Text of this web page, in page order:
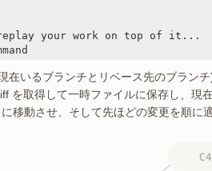
your work on top of it...
在いるブランチとリベース先のブラン
を取得して一時ファイルに保存し、現
移動させ、そして先ほどの変更を順に